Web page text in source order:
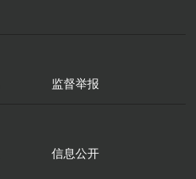
监督举报
信息公开